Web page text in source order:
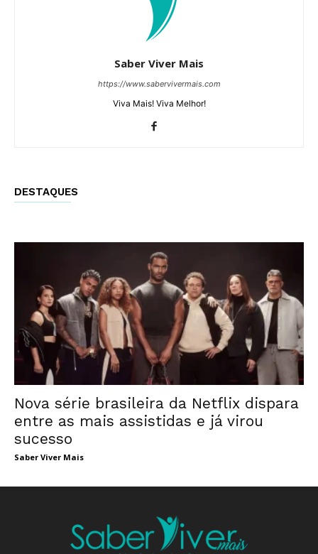
Saber Viver Mais
https://www.sabervivermais.com
Viva Mais! Viva Melhor!
DESTAQUES
Nova série brasileira da Netflix dispara
entre as mais assistidas e já virou
sucesso
Saber Viver Mais